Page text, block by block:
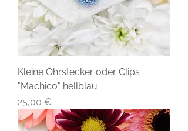
Kleine Ohrstecker oder Clips
"Machico" hellblau
Preis
25,00 €